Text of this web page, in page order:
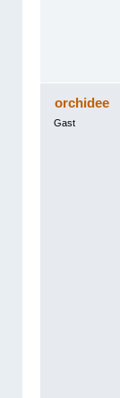
orchidee
Gast